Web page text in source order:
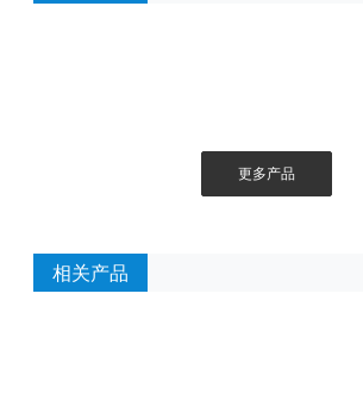
更多产品
相关产品